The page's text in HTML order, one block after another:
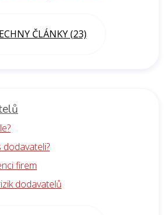
ČLÁNKY (23)
dodavateli?
firem
dodavatelů